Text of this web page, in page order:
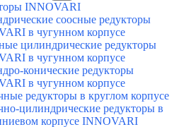
INNOVARI
соосные редукторы
в чугунном корпусе
цилиндрические редукторы
в чугунном корпусе
конические редукторы
в чугунном корпусе
редукторы в круглом корпусе
цилиндрические редукторы в
корпусе INNOVARI